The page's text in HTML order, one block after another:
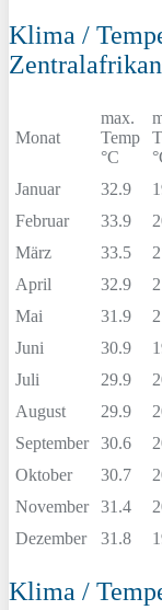
Klima /
Monat
max.
Temp
°C
Januar 32.9
Februar
33.9
März
33.5
April
32.9
Mai
31.9
Juni
30.9
Juli
29.9
August
29.9
September
30.6
Oktober
30.7
November
31.4
Dezember
31.8
Klima /